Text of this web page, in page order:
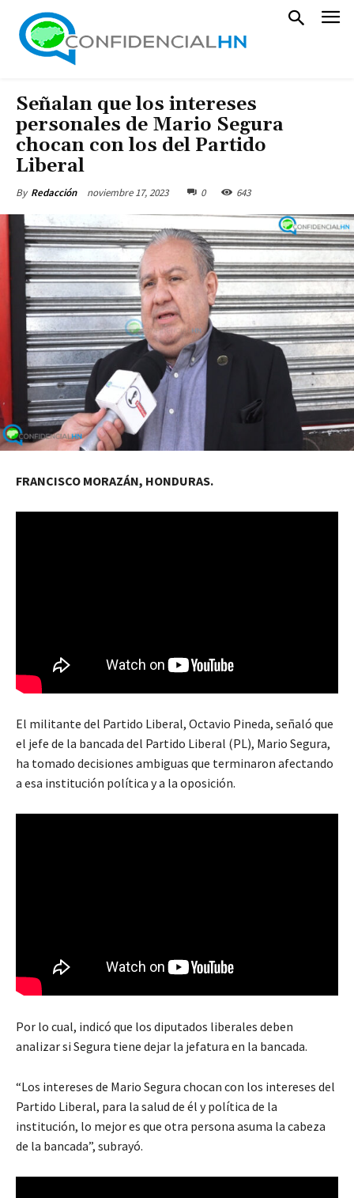
Señalan que los intereses
personales de Mario Segura
chocan con los del Partido
Liberal
By Redacción noviembre 17, 2023 0 643
FRANCISCO MORAZÁN, HONDURAS.
El militante del Partido Liberal, Octavio Pineda, señaló que
el jefe de la bancada del Partido Liberal (PL), Mario Segura,
ha tomado decisiones ambiguas que terminaron afectando
a esa institución política y a la oposición.
Por lo cual, indicó que los diputados liberales deben
analizar si Segura tiene dejar la jefatura en la bancada.
“Los intereses de Mario Segura chocan con los intereses del
Partido Liberal, para la salud de él y política de la
institución, lo mejor es que otra persona asuma la cabeza
de la bancada”, subrayó.